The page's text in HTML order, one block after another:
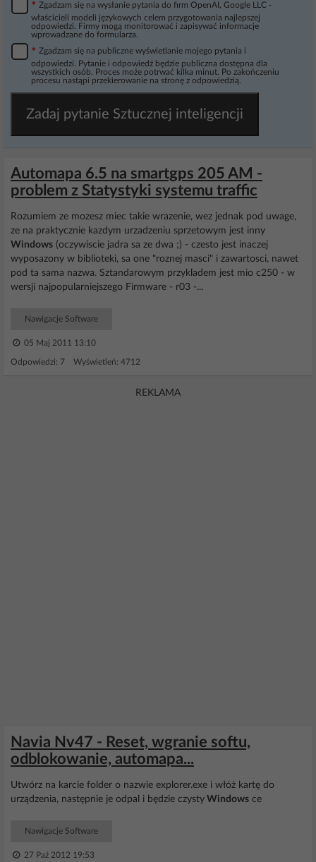
* Zgadzam się na wysłanie pytania do firm OpenAI, Google LLC -
właścicieli modeli językowych celem przygotowania najlepszej
odpowiedzi. Firmy mogą monitorować i zapisywać informacje
wprowadzane do formularza.
* Zgadzam się na publiczne wyświetlanie mojego pytania i
odpowiedzi. Pytanie i odpowiedź będzie publiczna dostępna dla
wszystkich osób. Proces może potrwać kilka minut. Po zakończeniu
procesu nastąpi przekierowanie na stronę z odpowiedzią.
Zadaj pytanie Sztucznej inteligencji
Automapa 6.5 na smartgps 205 AM -
problem z Statystyki systemu traffic
Rozumiem ze mozesz miec takie wrazenie, wez jednak pod uwage,
ze na praktycznie kazdym urzadzeniu sprzetowym jest inny
Windows (oczywiscie jadra sa ze dwa ;) - czesto jest inaczej
wyposazony w biblioteki, sa one "roznej masci" i zawartosci, nawet
pod ta sama nazwa. Sztandarowym przykladem jest mio c250 - w
wersji najpopularniejszego Firmware - r03 -...
Nawigacje Software
05 Maj 2011 13:10
Odpowiedzi: 7 Wyświetleń: 4712
REKLAMA
Navia Nv47 - Reset, wgranie softu,
odblokowanie, automapa...
Utwórz na karcie folder o nazwie explorer.exe i włóż kartę do
urządzenia, następnie je odpal i będzie czysty Windows ce
Nawigacje Software
27 Paź 2012 19:53